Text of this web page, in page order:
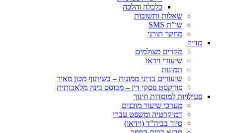
כלכלה והלכה
שאלות ותשובות
שו”ת SMS
מחקר תורני
מדיה
מקרים מצולמים
שיעורי וידאו
תמונות
שיעורים בדיני ממונות – בשיתוף מכון מאיר
פודקסט פסקי דין – מבוסס בינה מלאכותית
פעילויות למוסדות חינוך
מערכי שיעור מוכנים
דמוקרטיה ומשפט עברי
סיור בביה”ד (וידאו)